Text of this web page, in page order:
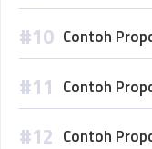
Contoh
Contoh
Contoh